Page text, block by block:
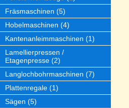
Fräsmaschinen (5)
Hobelmaschinen (4)
Kantenanleimmaschinen (1)
Lamellierpressen /
Etagenpresse (2)
Langlochbohrmaschinen (7)
Plattenregale (1)
Sägen (5)